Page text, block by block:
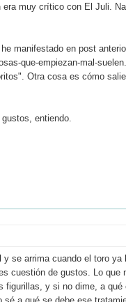
muy crítico con El Juli.
manifestado en post
que-empiezan-mal-
Otra cosa es cómo
entiendo.
se arrima cuando el toro ya
cuestión de gustos. Lo que
figurillas, y si no dime, a qué